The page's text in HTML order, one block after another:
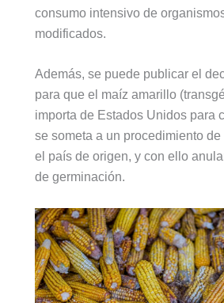
consumo intensivo de
modificados.
Además, se puede publicar el
para que el maíz amarillo
importa de Estados Unidos para
se someta a un procedimiento
el país de origen, y con ello
de germinación.